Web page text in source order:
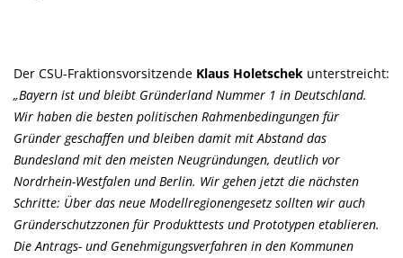
Der CSU-Fraktionsvorsitzende Klaus Holetschek unterstreicht:
Bayern ist und bleibt Gründerland Nummer 1 in Deutschland.
Wir haben die besten politischen Rahmenbedingungen für
Gründer geschaffen und bleiben damit mit Abstand das
Bundesland mit den meisten Neugründungen, deutlich vor
Nordrhein-Westfalen und Berlin. Wir gehen jetzt die nächsten
Schritte: Über das neue Modellregionengesetz sollten wir auch
Gründerschutzzonen für Produkttests und Prototypen etablieren.
Die Antrags- und Genehmigungsverfahren in den Kommunen